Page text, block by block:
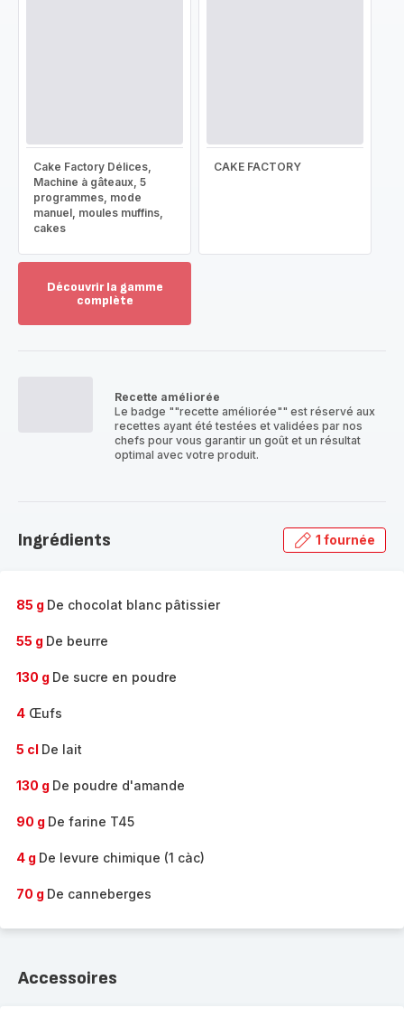
Cake Factory Délices,
Machine à gâteaux, 5
programmes, mode
manuel, moules muffins,
cakes
CAKE FACTORY
Découvrir la gamme
complète
Recette améliorée
Le badge ""recette améliorée"" est réservé aux
recettes ayant été testées et validées par nos
chefs pour vous garantir un goût et un résultat
optimal avec votre produit.
Ingrédients 1 fournée
85 g De chocolat blanc pâtissier
55 g De beurre
130 g De sucre en poudre
4 Œufs
5 cl De lait
130 g De poudre d'amande
90 g De farine T45
4 g De levure chimique (1 càc)
70 g De canneberges
Accessoires